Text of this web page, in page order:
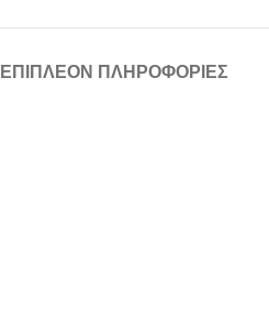
ΕΠΙΠΛΈΟΝ ΠΛΗΡΟΦΟΡΊΕΣ